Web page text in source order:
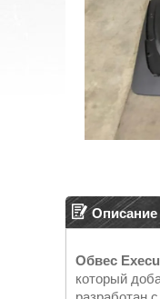
Описание
Обвес
который